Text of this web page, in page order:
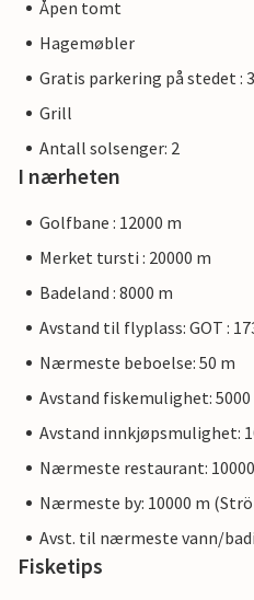
Åpen tomt
Hagemøbler
Gratis parkering på stedet :
Grill
Antall solsenger: 2
I nærheten
Golfbane : 12000 m
Merket tursti : 20000 m
Badeland : 8000 m
Avstand til flyplass: GOT :
Nærmeste beboelse: 50 m
Avstand fiskemulighet: 5000
Avstand innkjøpsmulighet:
Nærmeste restaurant:
Nærmeste by: 10000 m
Avst. til nærmeste vann/
Fisketips